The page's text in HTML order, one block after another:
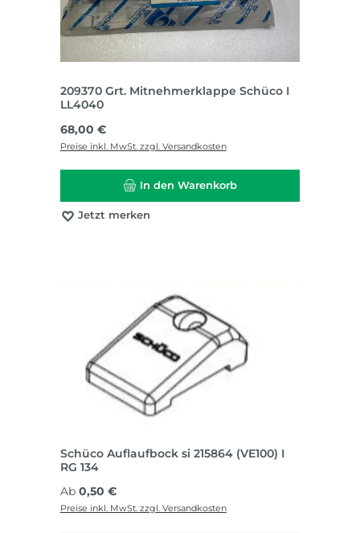
209370 Grt. Mitnehmerklappe Schüco I
LL4040
Regulärer Preis:
68,00 €
Preise inkl. MwSt. zzgl. Versandkosten
In den Warenkorb
Jetzt merken
Schüco Auflaufbock si 215864 (VE100) I
RG 134
Regulärer Preis:
Ab 0,50 €
Preise inkl. MwSt. zzgl. Versandkosten